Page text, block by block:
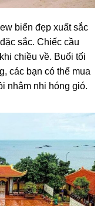
biển đẹp xuất sắc
sắc. Chiếc cầu
chiều về. Buổi tối
các bạn có thể mua
nhâm nhi hóng gió.